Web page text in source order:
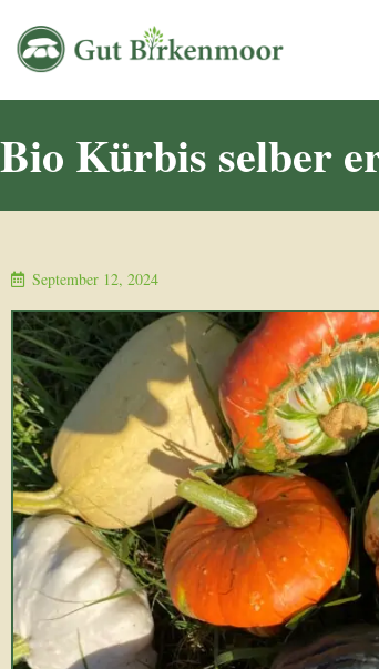
Bio Kürbis selber
September 12, 2024